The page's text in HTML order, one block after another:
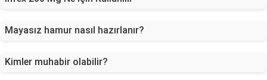
Mayasız hamur nasıl hazırlanır?
Kimler muhabir olabilir?